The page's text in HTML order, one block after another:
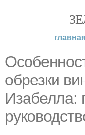
главная
обрезки
Изабелла: